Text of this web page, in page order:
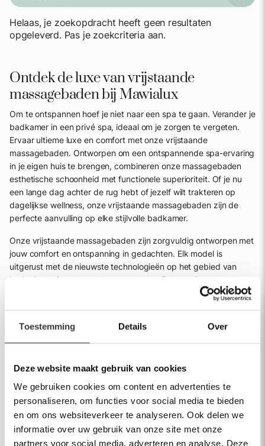
Toestemming Details Over
Deze website maakt gebruik van cookies
We gebruiken cookies om content en advertenties te
personaliseren, om functies voor social media te bieden
en om ons websiteverkeer te analyseren. Ook delen we
informatie over uw gebruik van onze site met onze
partners voor social media, adverteren en analyse. Deze
Helaas, je zoekopdracht heeft geen resultaten
opgeleverd. Pas je zoekcriteria aan.
Ontdek de luxe van vrijstaande
massagebaden bij Mawialux
Om te ontspannen hoef je niet naar een spa te gaan. Verander je
badkamer in een privé spa, ideaal om je zorgen te vergeten.
Ervaar ultieme luxe en comfort met onze vrijstaande
massagebaden. Ontworpen om een ontspannende spa-ervaring
in je eigen huis te brengen, combineren onze massagebaden
esthetische schoonheid met functionele superioriteit. Of je nu
een lange dag achter de rug hebt of jezelf wilt trakteren op
dagelijkse wellness, onze vrijstaande massagebaden zijn de
perfecte aanvulling op elke stijlvolle badkamer.
Onze vrijstaande massagebaden zijn zorgvuldig ontworpen met
jouw comfort en ontspanning in gedachten. Elk model is
uitgerust met de nieuwste technologieën op het gebied van
hydrotherapie, wat zorgt voor een ongeëvenaarde
ontspanningservaring. Daarnaast zijn onze massagebaden
toevoegen aan je badkamer.
met Mawialux
Als je overweegt om een massagebad te kopen, laat Mawialux
je kennismaken met de mogelijkheid om van je badkamer een
persoonlijke spa te maken. Onze vrijstaande massagebaden zijn
meer dan alleen een bad; ze zijn een statement van luxe en
zelfzorg. Kies uit een reeks ontwerpen die naadloos aansluiten